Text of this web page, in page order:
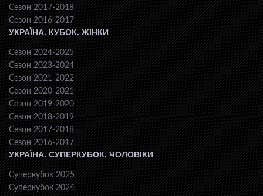
Сезон 2017-2018
Сезон 2016-2017
УКРАЇНА. КУБОК. ЖІНКИ
Сезон 2024-2025
Сезон 2023-2024
Сезон 2021-2022
Сезон 2020-2021
Сезон 2019-2020
Сезон 2018-2019
Сезон 2017-2018
Сезон 2016-2017
УКРАЇНА. СУПЕРКУБОК. ЧОЛОВІКИ
Суперкубок 2025
Суперкубок 2024